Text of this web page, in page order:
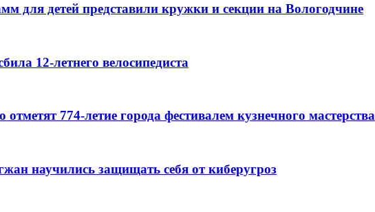
для детей представили кружки и секции на Вологодчине
12-летнего велосипедиста
774-летие города фестивалем кузнечного мастерства
научились защищать себя от киберугроз